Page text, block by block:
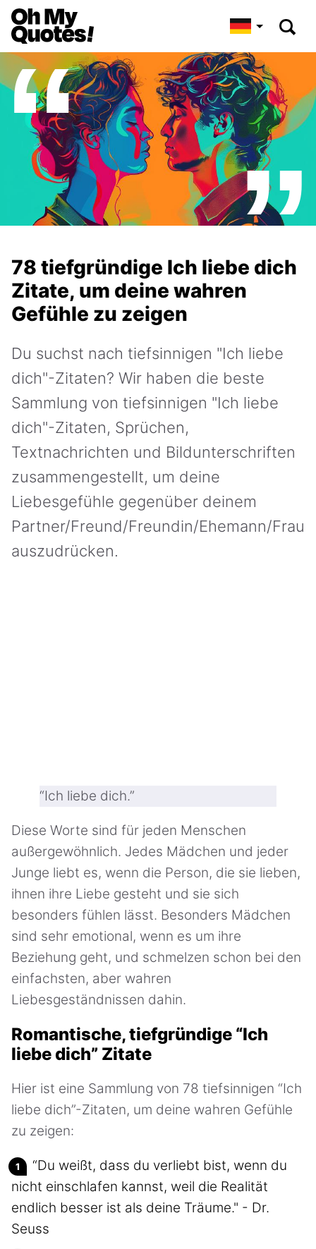
78 tiefgründige Ich liebe dich
Zitate, um deine wahren
Gefühle zu zeigen
Du suchst nach tiefsinnigen "Ich liebe
dich"-Zitaten? Wir haben die beste
Sammlung von tiefsinnigen "Ich liebe
dich"-Zitaten, Sprüchen,
Textnachrichten und Bildunterschriften
zusammengestellt, um deine
Liebesgefühle gegenüber deinem
Partner/Freund/Freundin/Ehemann/Frau
auszudrücken.
“Ich liebe dich.”
Diese Worte sind für jeden Menschen
außergewöhnlich. Jedes Mädchen und jeder
Junge liebt es, wenn die Person, die sie lieben,
ihnen ihre Liebe gesteht und sie sich
besonders fühlen lässt. Besonders Mädchen
sind sehr emotional, wenn es um ihre
Beziehung geht, und schmelzen schon bei den
einfachsten, aber wahren
Liebesgeständnissen dahin.
Romantische, tiefgründige “Ich
liebe dich” Zitate
Hier ist eine Sammlung von 78 tiefsinnigen “Ich
liebe dich”-Zitaten, um deine wahren Gefühle
zu zeigen:
“Du weißt, dass du verliebt bist, wenn du
nicht einschlafen kannst, weil die Realität
endlich besser ist als deine Träume." - Dr.
Seuss